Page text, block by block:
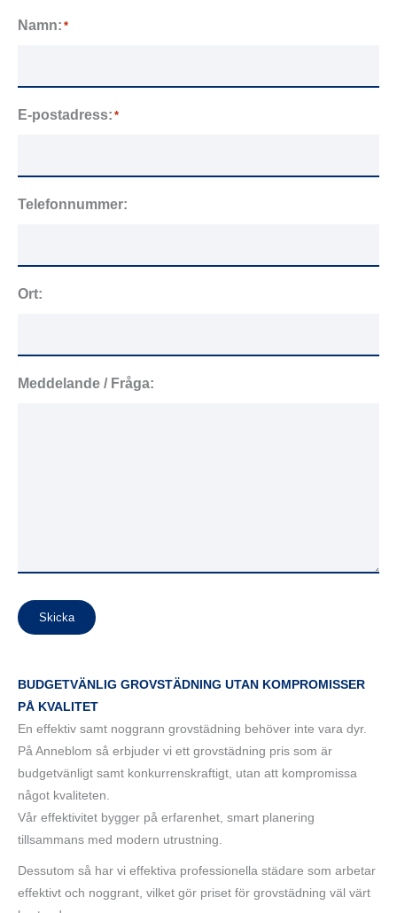
Namn: *
E-postadress: *
Telefonnummer:
Ort:
Meddelande / Fråga:
Skicka
BUDGETVÄNLIG GROVSTÄDNING UTAN KOMPROMISSER
PÅ KVALITET
En effektiv samt noggrann grovstädning behöver inte vara dyr.
På Anneblom så erbjuder vi ett grovstädning pris som är
budgetvänligt samt konkurrenskraftigt, utan att kompromissa
något kvaliteten.
Vår effektivitet bygger på erfarenhet, smart planering
tillsammans med modern utrustning.
Dessutom så har vi effektiva professionella städare som arbetar
effektivt och noggrant, vilket gör priset för grovstädning väl värt